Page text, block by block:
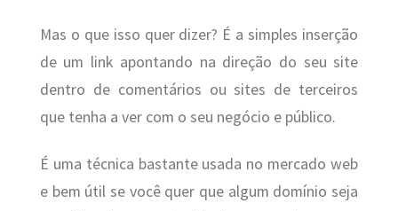
Mas o que isso quer dizer? É a simples inserção
de um link apontando na direção do seu site
dentro de comentários ou sites de terceiros
que tenha a ver com o seu negócio e público.
É uma técnica bastante usada no mercado web
e bem útil se você quer que algum domínio seja